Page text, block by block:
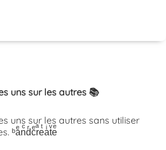
uns sur les autres 📚
uns sur les autres sans utiliser
ᵇaͤnͨdͬcͤrͣeͭaͥtͮeͤ